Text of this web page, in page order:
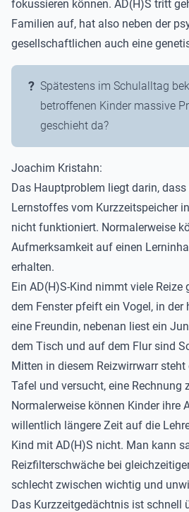
fokussieren können. AD(H)S tritt
Familien auf, hat also neben der
gesellschaftlichen auch eine
Spätestens im Schulalltag
betroffenen Kinder massive
geschieht da?
Joachim Kristahn:
Das Hauptproblem liegt darin,
Lernstoffes vom Kurzzeitspeicher
nicht funktioniert. Normalerweise
Aufmerksamkeit auf einen
erhalten.
Ein AD(H)S-Kind nimmt viele Reize
dem Fenster pfeift ein Vogel, in der
eine Freundin, nebenan liest ein
dem Tisch und auf dem Flur sind
Mitten in diesem Reizwirrwarr steht
Tafel und versucht, eine Rechnung
Normalerweise können Kinder ihre
willentlich längere Zeit auf die
Kind mit AD(H)S nicht. Man kann
Reizfilterschwäche bei
schlecht zwischen wichtig und
Das Kurzzeitgedächtnis ist schnell